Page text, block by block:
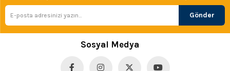
Gönder
Sosyal Medya